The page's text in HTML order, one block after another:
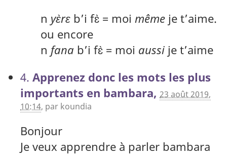
n yɛ̀rɛ b’i fɛ̀ = moi même je t’aime.
ou encore
n fana b’i fɛ̀ = moi aussi je t’aime
4. Apprenez donc les mots les plus
importants en bambara, 23 août 2019,
10:14, par koundia
Bonjour
Je veux apprendre à parler bambara